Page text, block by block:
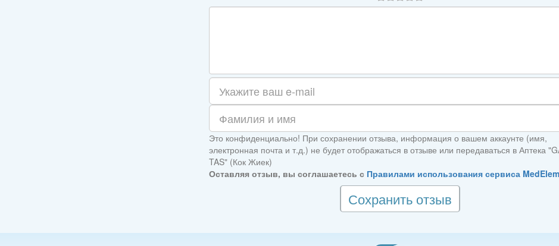
Это конфиденциально! При сохранении отзыва, информация о вашем аккаунте (имя,
электронная почта и т.д.) не будет отображаться в отзыве или передаваться в Аптека
TAS" (Кок Жиек)
Оставляя отзыв, вы соглашаетесь с Правилами использования сервиса
Сохранить отзыв